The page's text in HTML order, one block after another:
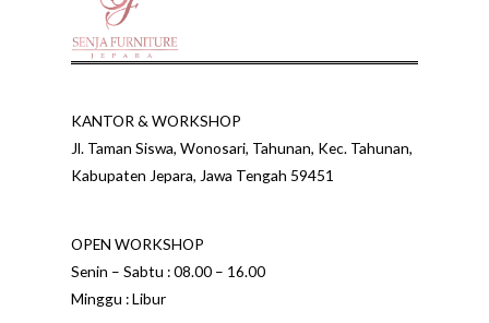
KANTOR & WORKSHOP
Jl. Taman Siswa, Wonosari, Tahunan, Kec. Tahunan,
Kabupaten Jepara, Jawa Tengah 59451
OPEN WORKSHOP
Senin – Sabtu : 08.00 – 16.00
Minggu : Libur